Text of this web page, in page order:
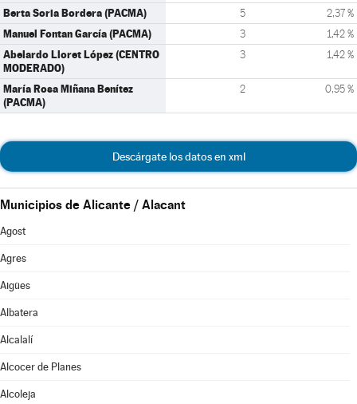
Berta Soria Bordera (PACMA) 5 2,37 %
Manuel Fontan García (PACMA) 3 1,42 %
Abelardo Lloret López (CENTRO
MODERADO)
3 1,42 %
María Rosa Miñana Benítez
(PACMA)
2 0,95 %
Descárgate los datos en xml
Municipios de Alicante / Alacant
Agost
Agres
Aigües
Albatera
Alcalalí
Alcocer de Planes
Alcoleja